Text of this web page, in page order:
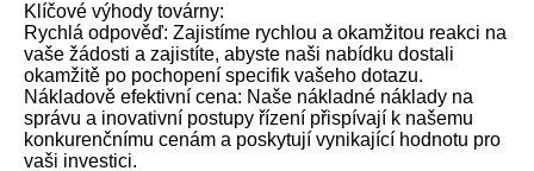
Klíčové výhody továrny:
Rychlá odpověď: Zajistíme rychlou a okamžitou reakci na
vaše žádosti a zajistíte, abyste naši nabídku dostali
okamžitě po pochopení specifik vašeho dotazu.
Nákladově efektivní cena: Naše nákladné náklady na
správu a inovativní postupy řízení přispívají k našemu
konkurenčnímu cenám a poskytují vynikající hodnotu pro
vaši investici.